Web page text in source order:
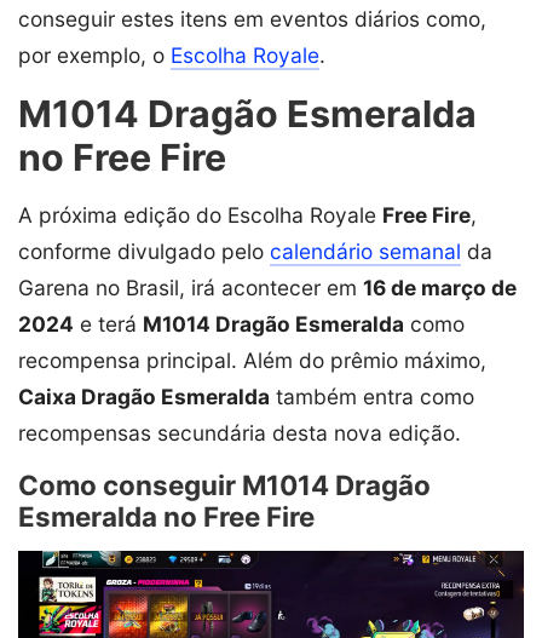
conseguir estes itens em eventos diários como,
por exemplo, o Escolha Royale.
M1014 Dragão Esmeralda
no Free Fire
A próxima edição do Escolha Royale Free Fire,
conforme divulgado pelo calendário semanal da
Garena no Brasil, irá acontecer em 16 de março de
2024 e terá M1014 Dragão Esmeralda como
recompensa principal. Além do prêmio máximo,
Caixa Dragão Esmeralda também entra como
recompensas secundária desta nova edição.
Como conseguir M1014 Dragão
Esmeralda no Free Fire